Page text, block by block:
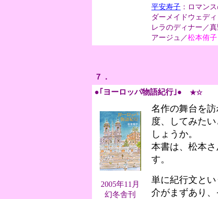
平安寿子 ：ロマン
ダーメイドウェデ
レラのディナー／
アージュ／松本侑
７．
●｢ヨーロッパ物語紀行｣●★☆
2005年11月
幻冬舎刊
名作の舞台を
度、してみた
しょうか。
本書は、松本
す。
単に紀行文と
介がまずあり